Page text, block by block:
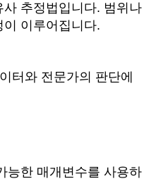
추정법입니다. 범위나
이루어집니다.
터와 전문가의 판단에
능한 매개변수를 사용하